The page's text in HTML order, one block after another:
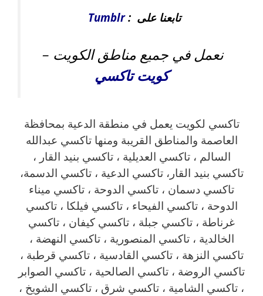
تابعنا على : Tumblr
نعمل في جميع مناطق الكويت –
كويت تاكسي
تاكسي لكويت يعمل في منطقة الدعية بمحافظة
العاصمة والمناطق القريبة ‎ومنها تاكسي عبدالله
السالم ، تاكسي العديلية ، تاكسي بنيد القار ،
تاكسي بنيد القار، تاكسي الدعية ، تاكسي الدسمة،
تاكسي دسمان ، تاكسي الدوحة ، تاكسي ميناء
الدوحة ، تاكسي الفيحاء ، تاكسي فيلكا ، تاكسي
غرناطة ، تاكسي جبلة ، تاكسي كيفان ، تاكسي
الخالدية ، تاكسي المنصورية ، تاكسي النهضة ،
تاكسي النزهة ، تاكسي القادسية ، تاكسي قرطبة ،
تاكسي الروضة ، تاكسي الصالحية ، تاكسي الصوابر
، تاكسي الشامية ، تاكسي شرق ، تاكسي الشويخ ،